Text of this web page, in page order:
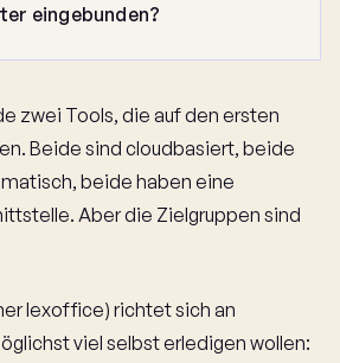
eingebunden?
zwei Tools, die auf den ersten
Beide sind cloudbasiert, beide
beide haben eine
Aber die Zielgruppen sind
lexoffice) richtet sich an
viel selbst erledigen wollen: